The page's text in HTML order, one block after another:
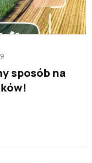
sposób na